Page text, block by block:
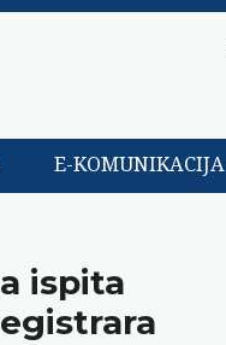
E-KOMUNIKACIJA
ispita